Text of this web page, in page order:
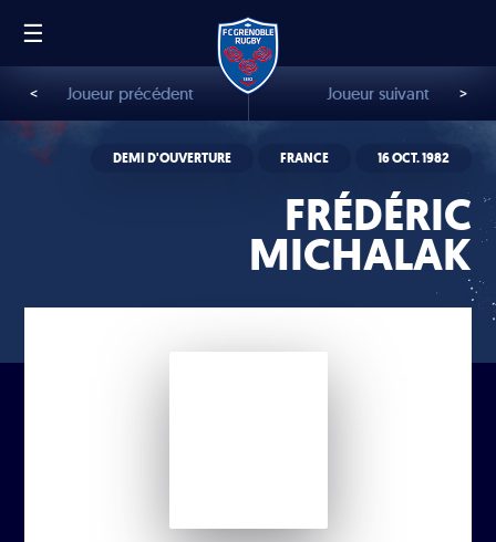
☰
DEMI D'OUVERTURE FRANCE 16 OCT. 1982
FRÉDÉRIC
MICHALAK
< Joueur précédent Joueur suivant >